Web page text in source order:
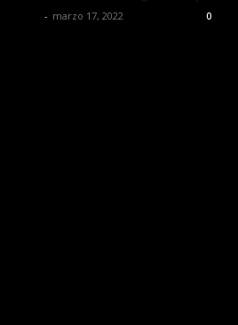
- marzo 17, 2022 0